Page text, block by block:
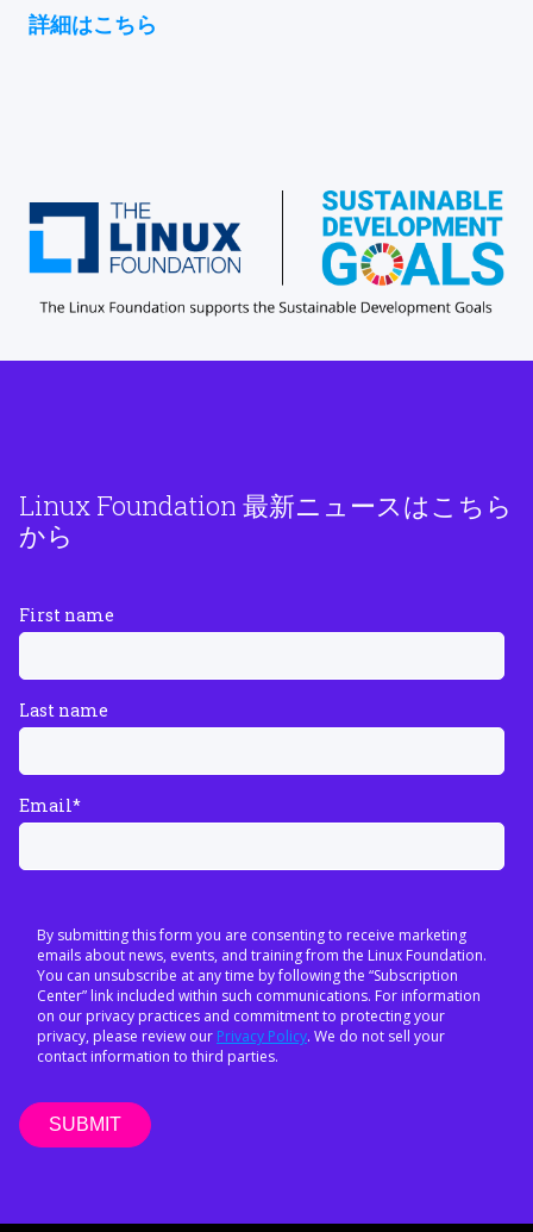
詳細はこちら
Linux Foundation 最新ニュースはこちら
から
First name
Last name
Email*
By submitting this form you are consenting to receive marketing
emails about news, events, and training from the Linux Foundation.
You can unsubscribe at any time by following the “Subscription
Center” link included within such communications. For information
on our privacy practices and commitment to protecting your
privacy, please review our Privacy Policy. We do not sell your
contact information to third parties.